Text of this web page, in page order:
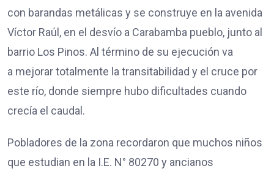
con barandas metálicas y se construye en la avenida
Víctor Raúl, en el desvío a Carabamba pueblo, junto al
barrio Los Pinos. Al término de su ejecución va
a mejorar totalmente la transitabilidad y el cruce por
este río, donde siempre hubo dificultades cuando
crecía el caudal.
Pobladores de la zona recordaron que muchos niños
que estudian en la I.E. N° 80270 y ancianos